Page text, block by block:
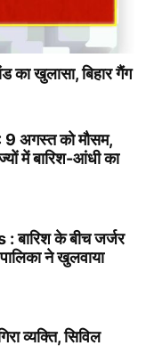
खुलासा, बिहार गैंग
अगस्त को मौसम,
में बारिश-आंधी का
के बीच जर्जर
ने खुलवाया
व्यक्ति, सिविल